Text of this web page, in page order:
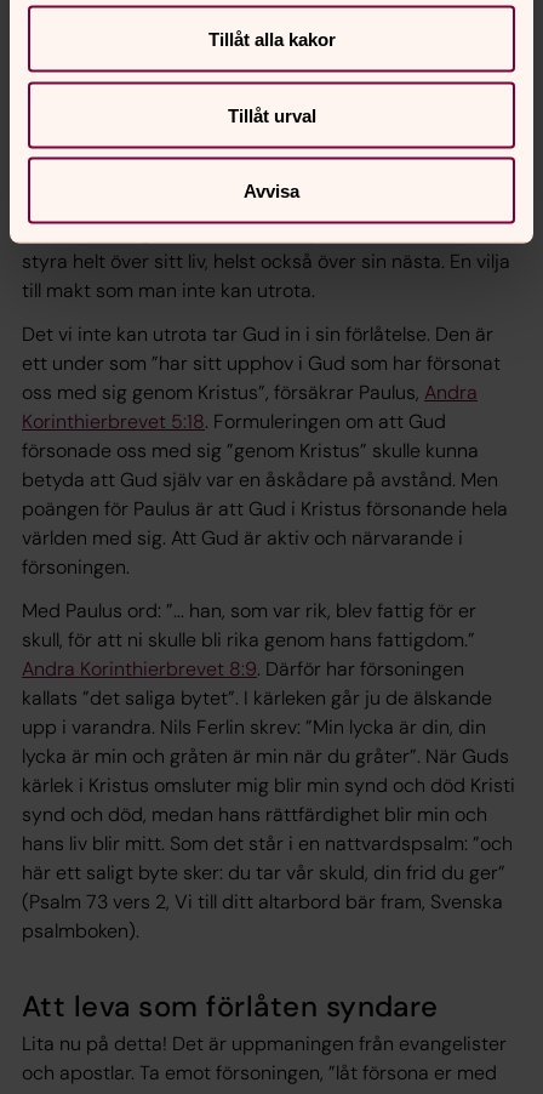
Tillåt alla kakor
Tillåt urval
Avvisa
grekiska verbetkatalásso, som betyder försona.
fiende till Kristus och de kristna – blev kallad till apos­tel.
Men vem som helst kan känna igen sig i hans ord: ”Det
goda som jag vill, det gör jag inte, men det onda som jag
och gärna lita på Gud, men det är något i en som gör
motstånd. Något som vill att en själv ska vara Gud och
styra helt över sitt liv, helst också över sin nästa. En vilja
till makt som man inte kan utrota.
Det vi inte kan utrota tar Gud in i sin förlåtelse. Den är
ett under som ”har sitt upphov i Gud som har försonat
oss med sig genom Kristus”, försäkrar Paulus, Andra
Korin­thierbrevet 5:18. Formuleringen om att Gud
försonade oss med sig ”genom Kristus” skulle kunna
betyda att Gud själv var en åskådare på avstånd. Men
poängen för Paulus är att Gud i Kristus försonande hela
världen med sig. Att Gud är aktiv och närvarande i
försoningen.
Med Paulus ord: ”... han, som var rik, blev fattig för er
skull, för att ni skulle bli rika genom hans fattigdom.”
Andra Korinthierbrevet 8:9. Därför har försoningen
kallats ”det saliga bytet”. I kärleken går ju de älskande
upp i varandra. Nils Ferlin skrev: ”Min lycka är din, din
lycka är min och gråten är min när du gråter”. När Guds
kärlek i Kristus omsluter mig blir min synd och död Kristi
synd och död, medan hans rättfärdighet blir min och
hans liv blir mitt. Som det står i en nattvardspsalm: ”och
här ett saligt byte sker: du tar vår skuld, din frid du ger”
(Psalm 73 vers 2, Vi till ditt altarbord bär fram, Svenska
psalmboken).
Att leva som förlåten syndare
Lita nu på detta! Det är uppmaningen från evangelister
och apostlar. Ta emot försoningen, ”låt försona er med